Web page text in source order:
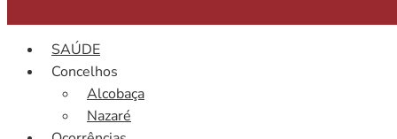
SAÚDE
Concelhos
Alcobaça
Nazaré